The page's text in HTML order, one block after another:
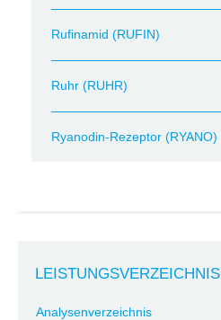
Rufinamid (RUFIN)
Ruhr (RUHR)
Ryanodin-Rezeptor (RYANO)
LEISTUNGSVERZEICHNIS
Analysenverzeichnis